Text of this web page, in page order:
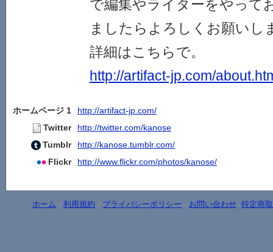
で編集やライターをやって
ましたらよろしくお願いし
詳細はこちらで。
http://artifact-jp.com/
ホームページ 1
http://artifact-jp.com/
Twitter
http://twitter.com/kanose
Tumblr
http://kanose.tumblr.com/
Flickr
http://www.flickr.com/photos/kanose/
ホーム - 利用規約 - プライバシーポリシー - お問い合わせ- 特定商